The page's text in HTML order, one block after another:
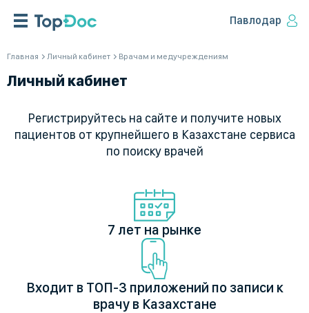
Павлодар
Главная Личный кабинет Врачам и медучреждениям
Личный кабинет
Регистрируйтесь на сайте и получите новых
пациентов от крупнейшего в Казахстане сервиса
по поиску врачей
7 лет на рынке
Входит в ТОП-3 приложений по записи к
врачу в Казахстане